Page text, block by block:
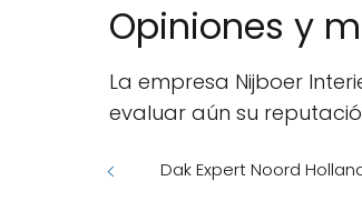
Opiniones y
La empresa Nijboer
evaluar aún su
Dak Expert Noord